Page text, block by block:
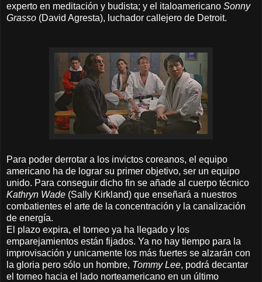
experto en meditación y budista; y el italoamericano Sonny
Grasso (David Agresta), luchador callejero de Detroit.
Para poder derrotar a los invictos coreanos, el equipo
americano ha de lograr su primer objetivo, ser un equipo
unido. Para conseguir dicho fin se añade al cuerpo técnico
Kathryn Wade (Sally Kirkland) que enseñará a nuestros
combatientes el arte de la concentración y la canalización
de energía.
El plazo expira, el torneo ya ha llegado y los
emparejamientos están fijados. Ya no hay tiempo para la
improvisación y unicamente los más fuertes se alzarán con
la gloria pero sólo un hombre, Tommy Lee, podrá decantar
el torneo hacia el lado norteamericano en un último